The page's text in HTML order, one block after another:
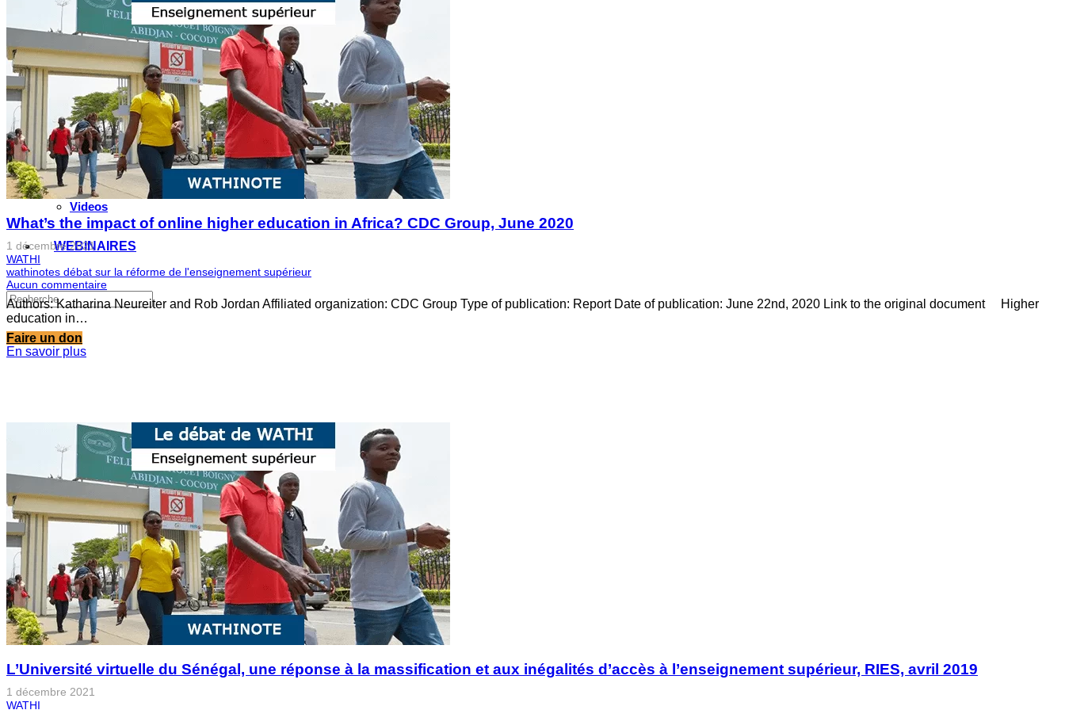
Valorisation de la recherche au Sahel
Entretiens avec les élus locaux
Le partenariat avec l’IRIS
MULTIMÉDIA
Les Voix(es) de WATHI
Videos
WEBINAIRES
Faire un don
What’s the impact of online higher education in Africa? CDC Group, June 2020
1 décembre 2021
WATHI
wathinotes débat sur la réforme de l'enseignement supérieur
Aucun commentaire
Authors: Katharina Neureiter and Rob Jordan Affiliated organization: CDC Group Type of publication: Report Date of publication: June 22nd, 2020 Link to the original document Higher
education in…
En savoir plus
L’Université virtuelle du Sénégal, une réponse à la massification et aux inégalités d’accès à l’enseignement supérieur, RIES, avril 2019
1 décembre 2021
WATHI